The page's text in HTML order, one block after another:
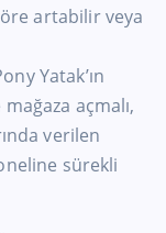
artabilir veya
Yatak’ın
açmalı,
verilen
sürekli